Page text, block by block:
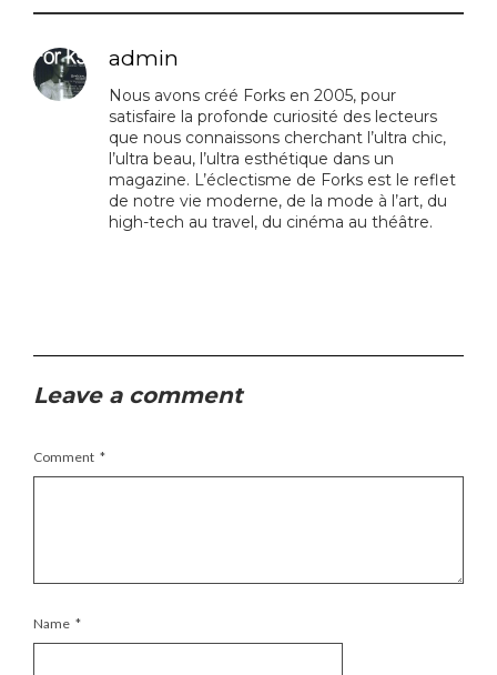
admin
Nous avons créé Forks en 2005, pour
satisfaire la profonde curiosité des lecteurs
que nous connaissons cherchant l’ultra chic,
l’ultra beau, l’ultra esthétique dans un
magazine. L’éclectisme de Forks est le reflet
de notre vie moderne, de la mode à l’art, du
high-tech au travel, du cinéma au théâtre.
Leave a comment
Comment *
Name *